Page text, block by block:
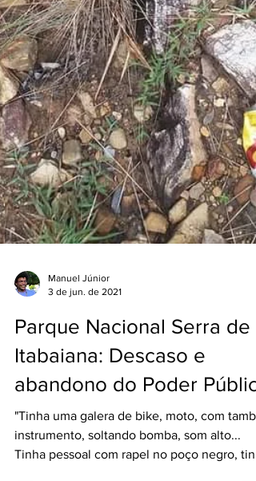
Manuel Júnior
3 de jun. de 2021
Parque Nacional Serra de
Itabaiana: Descaso e
abandono do Poder
"Tinha uma galera de bike, moto, com
instrumento, soltando bomba, som alto...